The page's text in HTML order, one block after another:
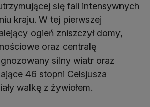
się fali intensywnych
kraju. W tej pierwszej
ogień zniszczył domy,
oraz centralę
silny wiatr oraz
46 stopni Celsjusza
walkę z żywiołem.